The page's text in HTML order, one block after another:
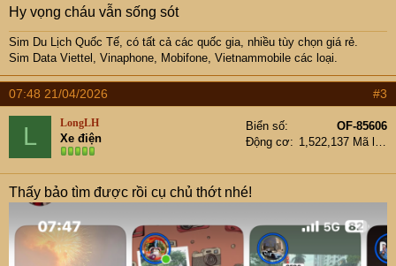
Hy vọng cháu vẫn sống sót
Sim Du Lịch Quốc Tế, có tất cả các quốc gia, nhiều tùy chọn giá rẻ.
Sim Data Viettel, Vinaphone, Mobifone, Vietnammobile các loại.
07:48 21/04/2026 #3
L LongLH
Xe điện
Biển số
OF-85606
Động cơ
Thấy bảo tìm được rồi cụ chủ thớt nhé!